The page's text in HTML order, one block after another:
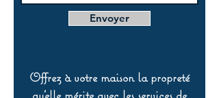
Envoyer
Offrez à votre maison la propreté